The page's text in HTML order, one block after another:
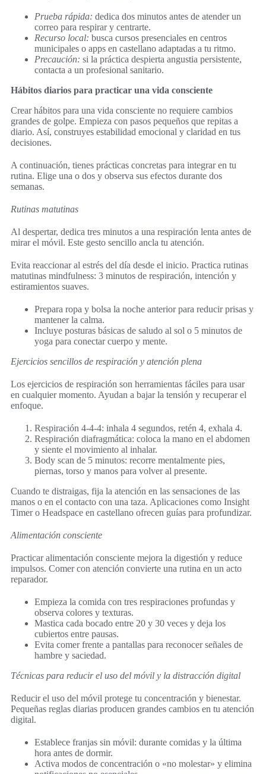
Prueba rápida: dedica dos minutos antes de atender un
correo para respirar y centrarte.
Recurso local: busca cursos presenciales en centros
municipales o apps en castellano adaptadas a tu ritmo.
Precaución: si la práctica despierta angustia persistente,
contacta a un profesional sanitario.
Hábitos diarios para practicar una vida consciente
Crear hábitos para una vida consciente no requiere cambios
grandes de golpe. Empieza con pasos pequeños que repitas a
diario. Así, construyes estabilidad emocional y claridad en tus
decisiones.
A continuación, tienes prácticas concretas para integrar en tu
rutina. Elige una o dos y observa sus efectos durante dos
semanas.
Rutinas matutinas
Al despertar, dedica tres minutos a una respiración lenta antes de
mirar el móvil. Este gesto sencillo ancla tu atención.
Evita reaccionar al estrés del día desde el inicio. Practica rutinas
matutinas mindfulness: 3 minutos de respiración, intención y
estiramientos suaves.
Prepara ropa y bolsa la noche anterior para reducir prisas y
mantener la calma.
Incluye posturas básicas de saludo al sol o 5 minutos de
yoga para conectar cuerpo y mente.
Ejercicios sencillos de respiración y atención plena
Los ejercicios de respiración son herramientas fáciles para usar
en cualquier momento. Ayudan a bajar la tensión y recuperar el
enfoque.
Respiración 4-4-4: inhala 4 segundos, retén 4, exhala 4.
Respiración diafragmática: coloca la mano en el abdomen
y siente el movimiento al inhalar.
Body scan de 5 minutos: recorre mentalmente pies,
piernas, torso y manos para volver al presente.
Cuando te distraigas, fija la atención en las sensaciones de las
manos o en el contacto con una taza. Aplicaciones como Insight
Timer o Headspace en castellano ofrecen guías para profundizar.
Alimentación consciente
Practicar alimentación consciente mejora la digestión y reduce
impulsos. Comer con atención convierte una rutina en un acto
reparador.
Empieza la comida con tres respiraciones profundas y
observa colores y texturas.
Mastica cada bocado entre 20 y 30 veces y deja los
cubiertos entre pausas.
Evita comer frente a pantallas para reconocer señales de
hambre y saciedad.
Técnicas para reducir el uso del móvil y la distracción digital
Reducir el uso del móvil protege tu concentración y bienestar.
Pequeñas reglas diarias producen grandes cambios en tu atención
digital.
Establece franjas sin móvil: durante comidas y la última
hora antes de dormir.
Activa modos de concentración o «no molestar» y elimina